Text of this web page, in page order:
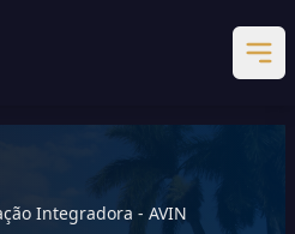
Integradora - AVIN